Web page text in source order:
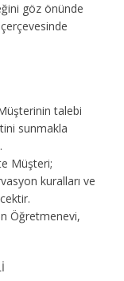
göz önünde
talebi
sunmakla
Müşteri;
kuralları ve
Öğretmenevi,